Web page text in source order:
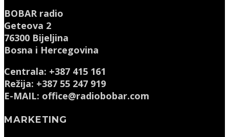
BOBAR radio
Geteova 2
76300 Bijeljina
Bosna i Hercegovina
Centrala: +387 415 161
Režija: +387 55 247 919
E-MAIL: office@radiobobar.com
MARKETING